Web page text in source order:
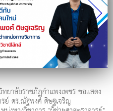
ยาลัยราชภัฏกำแพงเพชร ขอแสดง
ย์ ดร.ณัฐพงศ์ ดิษฐเจริญ